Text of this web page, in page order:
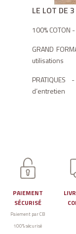
LE LOT DE
100%
GRAND
utilisations
d’entretien
PAIEMENT
SÉCURISÉ
Paiement par CB
100% sécurisé